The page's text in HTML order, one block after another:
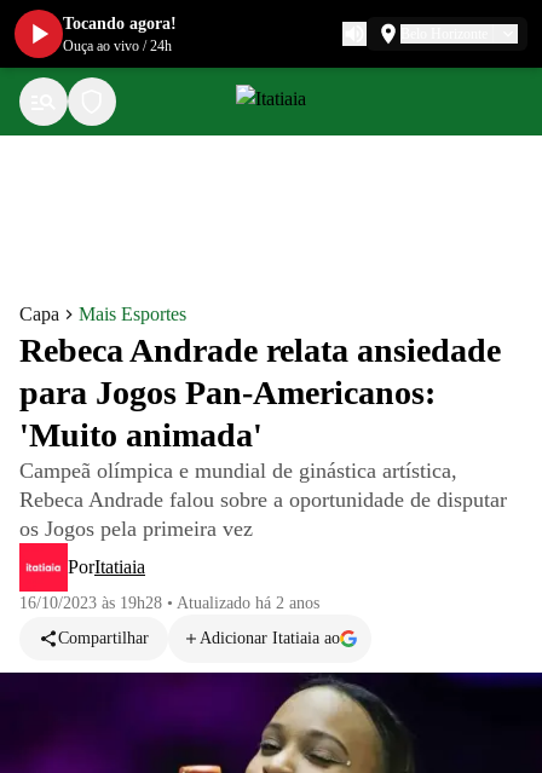
Capa Mais Esportes
Rebeca Andrade relata ansiedade
para Jogos Pan-Americanos:
'Muito animada'
Campeã olímpica e mundial de ginástica artística,
Rebeca Andrade falou sobre a oportunidade de disputar
os Jogos pela primeira vez
PorItatiaia
16/10/2023 às 19h28 • Atualizado há 2 anos
Compartilhar
Adicionar Itatiaia ao
Tocando agora!
Ouça ao vivo /24h